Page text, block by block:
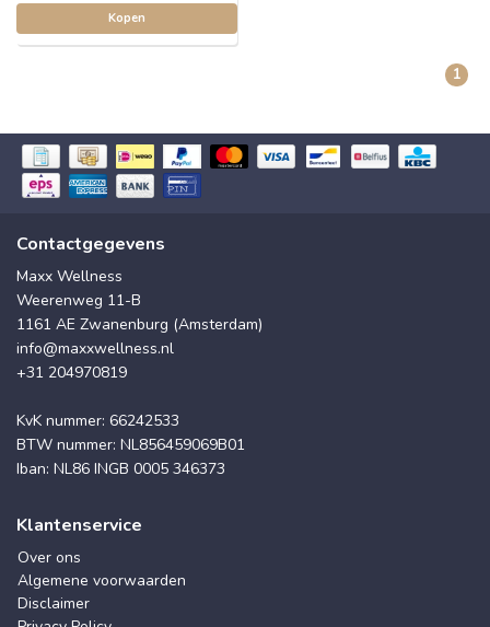
Kopen
1
Contactgegevens
Maxx Wellness
Weerenweg 11-B
1161 AE Zwanenburg (Amsterdam)
info@maxxwellness.nl
+31 204970819
KvK nummer: 66242533
BTW nummer: NL856459069B01
Iban: NL86 INGB 0005 346373
Klantenservice
Over ons
Algemene voorwaarden
Disclaimer